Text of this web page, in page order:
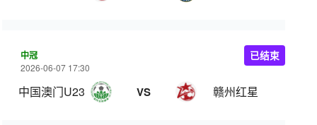
中冠
2026-06-07 17:30
中国澳门U23 VS 赣州红星
已结束